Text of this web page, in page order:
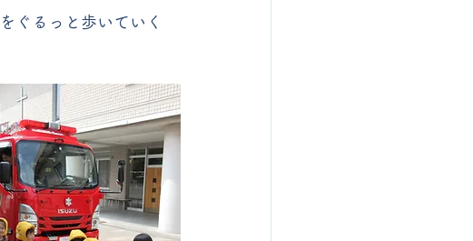
ぐるっと歩いていく